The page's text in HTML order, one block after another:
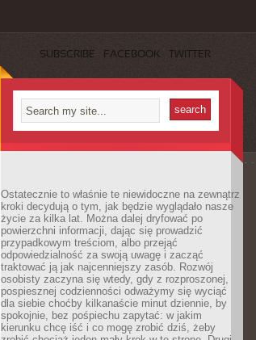
SUBSCRIBE FACEBOOK TWITTER
Ostatecznie to właśnie te niewidoczne na zewnątrz
kroki decydują o tym, jak będzie wyglądało nasze
życie za kilka lat. Można dalej dryfować po
powierzchni informacji, dając się prowadzić
przypadkowym treściom, albo przejąć
odpowiedzialność za swoją uwagę i zacząć
traktować ją jak najcenniejszy zasób. Rozwój
osobisty zaczyna się wtedy, gdy z rozproszonej,
pospiesznej codzienności odważymy się wyciąć
dla siebie choćby kilkanaście minut dziennie, by
spokojnie, bez pośpiechu zapytać: w jakim
kierunku chcę iść i co mogę zrobić dziś, żeby